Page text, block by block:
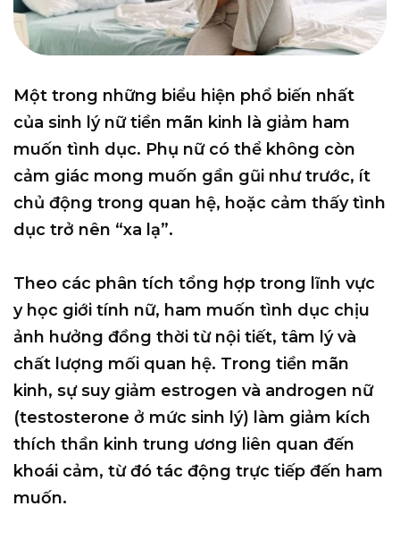
Một trong những biểu hiện phổ biến nhất
của sinh lý nữ tiền mãn kinh là giảm ham
muốn tình dục. Phụ nữ có thể không còn
cảm giác mong muốn gần gũi như trước, ít
chủ động trong quan hệ, hoặc cảm thấy tình
dục trở nên “xa lạ”.
Theo các phân tích tổng hợp trong lĩnh vực
y học giới tính nữ, ham muốn tình dục chịu
ảnh hưởng đồng thời từ nội tiết, tâm lý và
chất lượng mối quan hệ. Trong tiền mãn
kinh, sự suy giảm estrogen và androgen nữ
(testosterone ở mức sinh lý) làm giảm kích
thích thần kinh trung ương liên quan đến
khoái cảm, từ đó tác động trực tiếp đến ham
muốn.